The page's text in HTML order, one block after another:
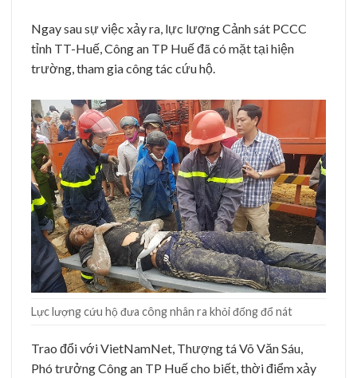
Ngay sau sự việc xảy ra, lực lượng Cảnh sát PCCC
tỉnh TT-Huế, Công an TP Huế đã có mặt tại hiện
trường, tham gia công tác cứu hộ.
Lực lượng cứu hộ đưa công nhân ra khỏi đống đổ nát
Trao đổi với VietNamNet, Thượng tá Võ Văn Sáu,
Phó trưởng Công an TP Huế cho biết, thời điểm xảy